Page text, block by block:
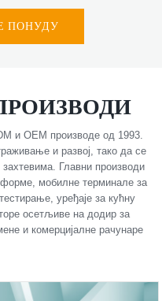
ПОНУДУ
и OEM производе од 1993.
и развој, тако да се
Главни производи
мобилне терминале за
уређаје за кућну
осетљиве на додир за
и комерцијалне рачунаре